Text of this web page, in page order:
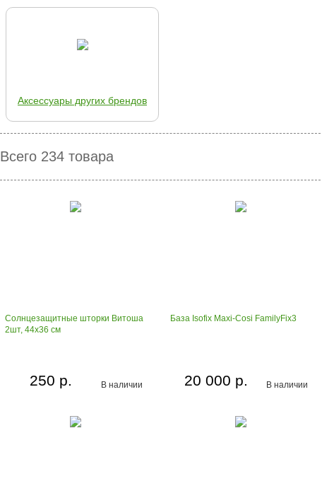
Аксессуары других брендов
Всего 234 товара
Солнцезащитные шторки Витоша
2шт, 44х36 см
В наличии
250 р.
База Isofix Maxi-Cosi FamilyFix3
В наличии
20 000 р.